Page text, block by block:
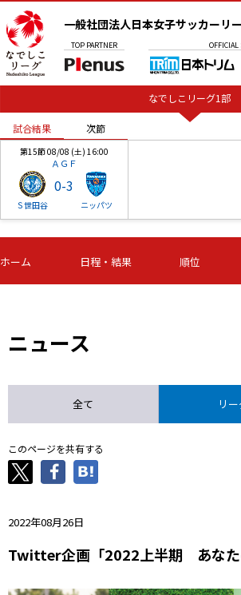
一般社団法人日本女子サッカーリ
TOP PARTNER OFFICIAL
なでしこリーグ1部
試合結果 次節
第15節 08/08 (土) 16:00
ＡＧＦ
Ｓ世田谷
0-3
ニッパツ
第16節 09/05 (土) 15:00
ニッパツ
-
第16節 09/05 (土) 15:00
石人の星
-
試合結果 次節
ホーム 日程・結果 順位
ニュース
全て リ
このページを共有する
2022年08月26日
Twitter企画「2022上半期 あなた